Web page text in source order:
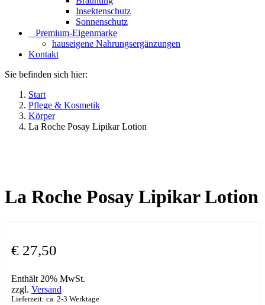
Insektenschutz
Sonnenschutz
⠀​Premium-Eigenmarke
hauseigene Nahrungsergänzungen
Kontakt
Sie befinden sich hier:
Start
Pflege & Kosmetik
Körper
La Roche Posay Lipikar Lotion
La Roche Posay Lipikar Lotion
€ 27,50
Enthält 20% MwSt.
zzgl. Versand
Lieferzeit: ca. 2-3 Werktage